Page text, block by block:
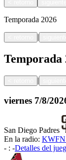
Temporada 2026
|
Temporada
|
viernes 7/8/
San Diego Padres
En la radio: KWFN
- : -Detalles del